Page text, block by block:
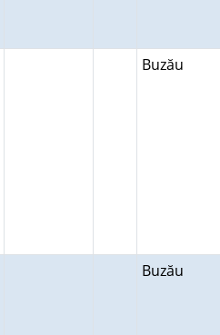
Buzău
Buzău